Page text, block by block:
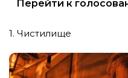
Перейти к
1. Чистилище